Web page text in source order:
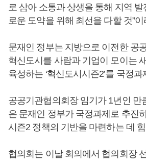
로 삼아 소통과 상생을 통해 지역 발
로운 도약을 위해 최선을 다할 것”
문재인 정부는 지방으로 이전한 공
혁신도시를 사람과 기업이 모이는
육성하는 ‘혁신도시시즌2’를 국정
공공기관협의회장 임기가 1년인 만
은 문재인 정부가 국정과제로 추진
시즌2 정책의 기반을 마련하는 데
협의회는 이날 회의에서 협의회장